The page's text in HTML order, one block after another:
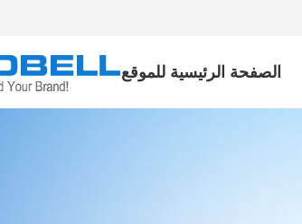
الصفحة الرئيسية للموقع